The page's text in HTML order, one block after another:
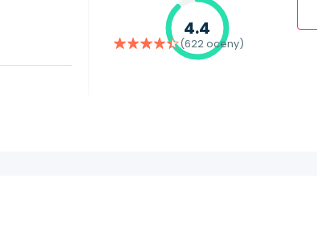
4.4
(622 oceny)